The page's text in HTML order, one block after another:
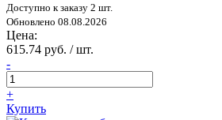
Доступно к заказу 2 шт.
Обновлено 08.08.2026
Цена:
615.74 руб. / шт.
-
+
Купить